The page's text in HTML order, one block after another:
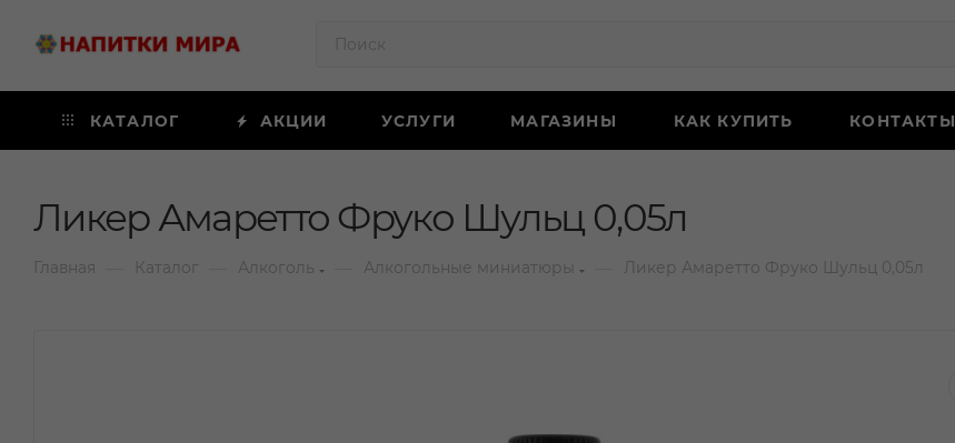
КАТАЛОГ АКЦИИ УСЛУГИ МАГАЗИНЫ КАК КУПИТЬ КОНТАКТЫ
Ликер Амаретто Фруко Шульц 0,05л
Главная Каталог Алкоголь Алкогольные миниатюры Ликер Амаретто Фруко Шульц 0,05л